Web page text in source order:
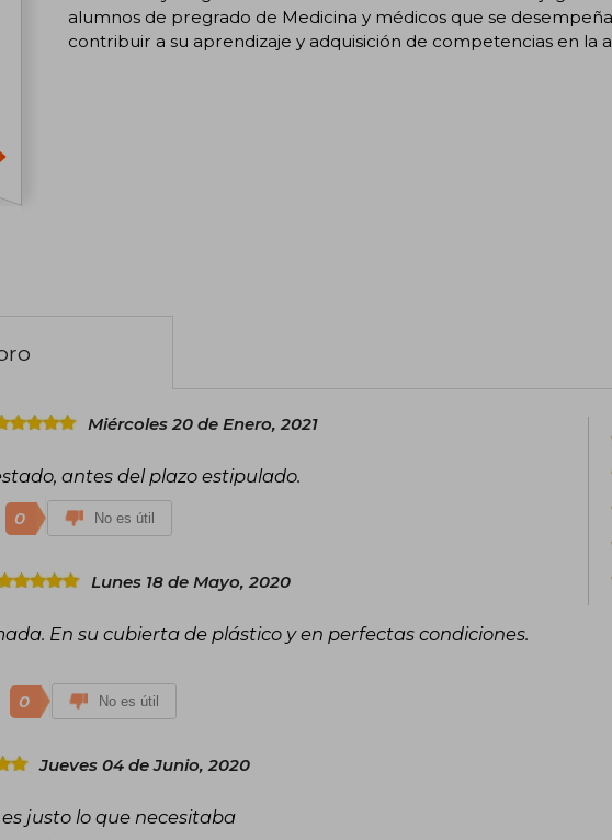
alumnos de pregrado de Medicina y médicos que se
contribuir a su aprendizaje y adquisición de competencias en la
Miércoles 20 de Enero, 2021
antes del plazo estipulado.
0 No es útil
Lunes 18 de Mayo, 2020
En su cubierta de plástico y en perfectas condiciones.
0 No es útil
Jueves 04 de Junio, 2020
justo lo que necesitaba